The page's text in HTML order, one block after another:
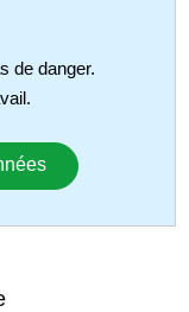
de danger.